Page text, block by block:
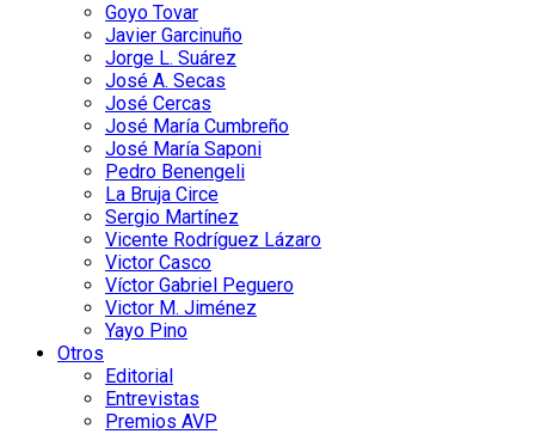
Goyo Tovar
Javier Garcinuño
Jorge L. Suárez
José A. Secas
José Cercas
José María Cumbreño
José María Saponi
Pedro Benengeli
La Bruja Circe
Sergio Martínez
Vicente Rodríguez Lázaro
Victor Casco
Víctor Gabriel Peguero
Victor M. Jiménez
Yayo Pino
Otros
Editorial
Entrevistas
Premios AVP